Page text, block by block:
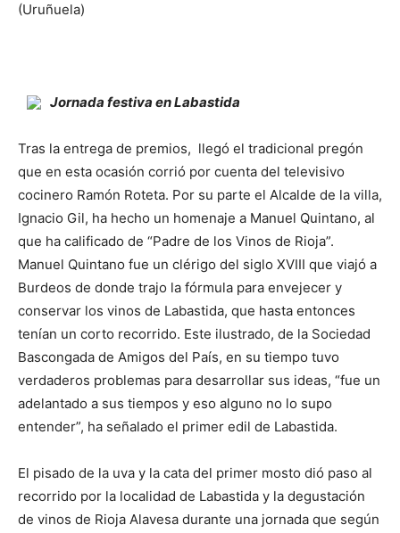
(Uruñuela)
Jornada festiva en Labastida
Tras la entrega de premios, llegó el tradicional pregón
que en esta ocasión corrió por cuenta del televisivo
cocinero Ramón Roteta. Por su parte el Alcalde de la villa,
Ignacio Gil, ha hecho un homenaje a Manuel Quintano, al
que ha calificado de “Padre de los Vinos de Rioja”.
Manuel Quintano fue un clérigo del siglo XVIII que viajó a
Burdeos de donde trajo la fórmula para envejecer y
conservar los vinos de Labastida, que hasta entonces
tenían un corto recorrido. Este ilustrado, de la Sociedad
Bascongada de Amigos del País, en su tiempo tuvo
verdaderos problemas para desarrollar sus ideas, “fue un
adelantado a sus tiempos y eso alguno no lo supo
entender”, ha señalado el primer edil de Labastida.
El pisado de la uva y la cata del primer mosto dió paso al
recorrido por la localidad de Labastida y la degustación
de vinos de Rioja Alavesa durante una jornada que según